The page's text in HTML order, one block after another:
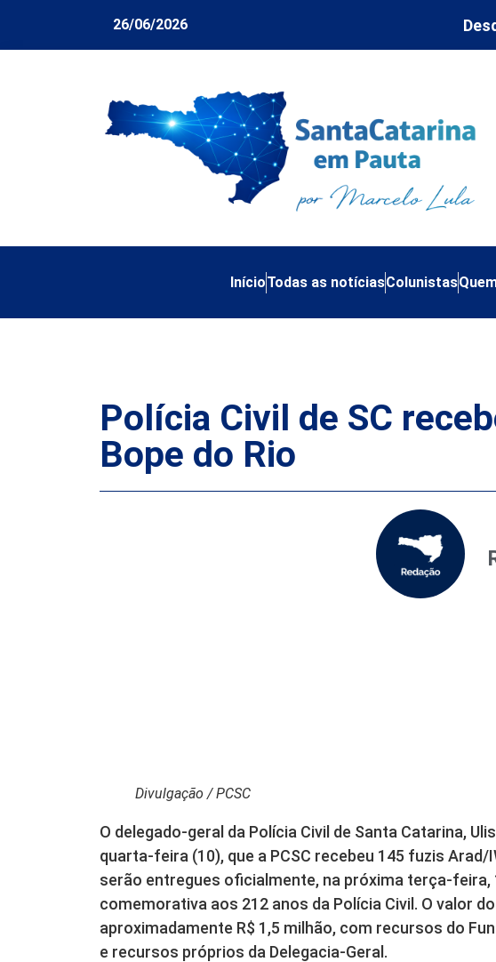
26/06/2026
InícioTodas as notíciasColunistas
Polícia Civil de SC
Bope do Rio
Divulgação / PCSC
O delegado-geral da Polícia Civil de Santa Catarina,
quarta-feira (10), que a PCSC recebeu 145 fuzis Arad/
serão entregues oficialmente, na próxima terça-feira,
comemorativa aos 212 anos da Polícia Civil. O valor
aproximadamente R$ 1,5 milhão, com recursos do
e recursos próprios da Delegacia-Geral.